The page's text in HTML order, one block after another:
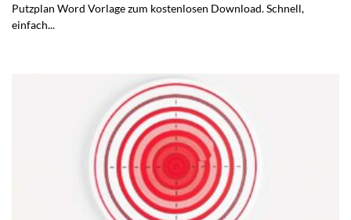
Putzplan Word Vorlage zum kostenlosen Download. Schnell,
einfach...